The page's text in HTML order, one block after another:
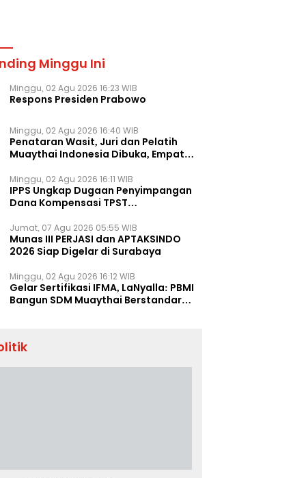
Minggu Ini
Minggu, 02 Agu 2026 16:23 WIB
Respons Presiden Prabowo
Minggu, 02 Agu 2026 16:40 WIB
Penataran Wasit, Juri dan Pelatih
Muaythai Indonesia Dibuka, Empat
Minggu, 02 Agu 2026 16:11 WIB
IPPS Ungkap Dugaan Penyimpangan
Dana Kompensasi TPST
Jumat, 07 Agu 2026 05:55 WIB
Munas III PERJASI dan APTAKSINDO
2026 Siap Digelar di Surabaya
Minggu, 02 Agu 2026 16:12 WIB
Gelar Sertifikasi IFMA, LaNyalla: PBMI
Bangun SDM Muaythai Berstandar